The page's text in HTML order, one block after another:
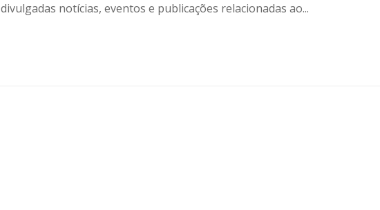
divulgadas notícias, eventos e publicações relacionadas ao...